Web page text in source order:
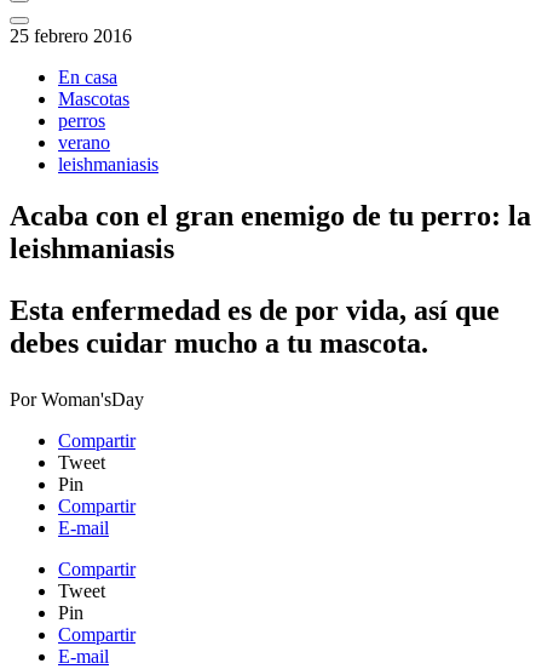
25 febrero 2016
En casa
Mascotas
perros
verano
leishmaniasis
Acaba con el gran enemigo de tu perro: la
leishmaniasis
​​Esta enfermedad es de por vida, así que
debes cuidar mucho a tu mascota.
PorWoman'sDay
Compartir
Tweet
Pin
Compartir
E-mail
Compartir
Tweet
Pin
Compartir
E-mail